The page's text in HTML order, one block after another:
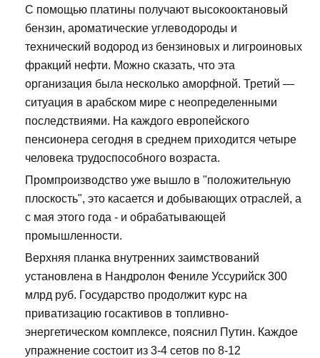
С помощью платины получают высокооктановый
бензин, ароматические углеводороды и
технический водород из бензиновых и лигроиновых
фракций нефти. Можно сказать, что эта
организация была несколько аморфной. Третий —
ситуация в арабском мире с неопределенными
последствиями. На каждого европейского
пенсионера сегодня в среднем приходится четыре
человека трудоспособного возраста.
Промпроизводство уже вышло в "положительную
плоскость", это касается и добывающих отраслей, а
с мая этого года - и обрабатывающей
промышленности.
Верхняя планка внутренних заимствований
установлена в Нандролон Фениле Уссурийск 300
млрд руб. Государство продолжит курс на
приватизацию госактивов в топливно-
энергетическом комплексе, пояснил Путин. Каждое
упражнение состоит из 3-4 сетов по 8-12